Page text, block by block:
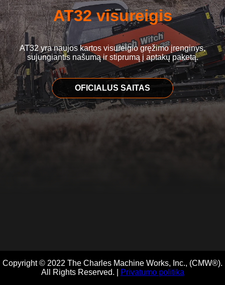
AT32 visureigis
AT32 yra naujos kartos visureigio gręžimo įrenginys,
sujungiantis našumą ir stiprumą į aptakų paketą.
OFICIALUS SAITAS
Copyright © 2022 The Charles Machine Works, Inc., (CMW®).
All Rights Reserved. |
Privatumo politika